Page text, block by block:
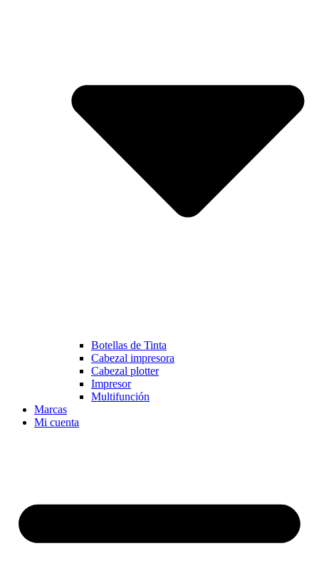
Botellas de Tinta
Cabezal impresora
Cabezal plotter
Impresor
Multifunción
Marcas
Mi cuenta